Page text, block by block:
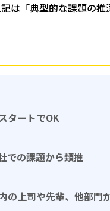
は「典型的な課題の推
タートでOK
での課題から類推
上司や先輩、他部門